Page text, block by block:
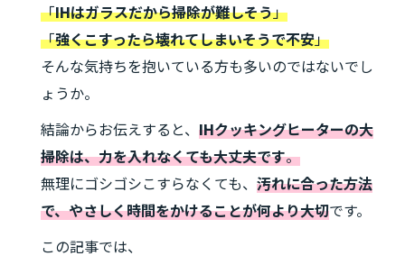
「IHはガラスだから掃除が難しそう」
「強くこすったら壊れてしまいそうで不安」
そんな気持ちを抱いている方も多いのではないでし
ょうか。
結論からお伝えすると、 IHクッキングヒーターの大
掃除は、力を入れなくても大丈夫です。
無理にゴシゴシこすらなくても、 汚れに合った方法
で、やさしく時間をかけることが何より大切です。
この記事では、